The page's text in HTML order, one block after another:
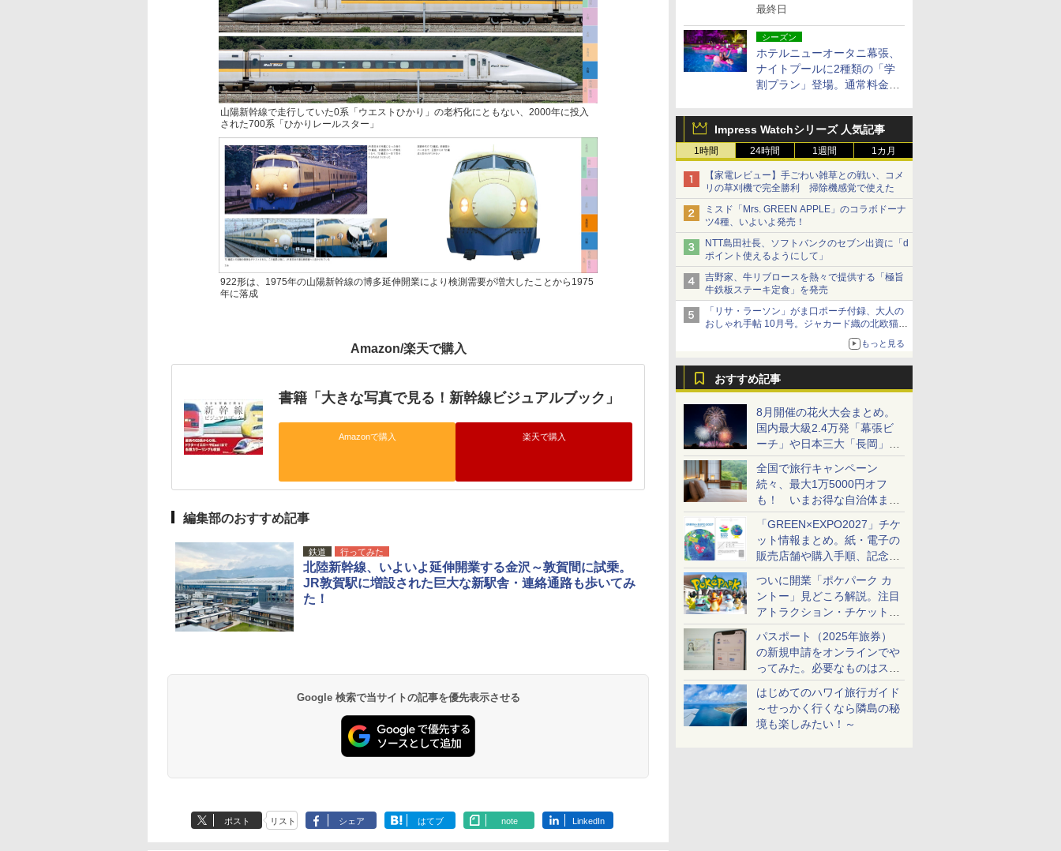
最終日
シーズン
ホテルニューオータニ幕張、
ナイトプールに2種類の「学
割プラン」登場。通常料金の
Impress Watchシリーズ 人気記事
1時間 24時間 1週間 1カ月
【家電レビュー】手ごわい雑草との戦い、コメ
リの草刈機で完全勝利 掃除機感覚で使えた
ミスド「Mrs. GREEN APPLE」のコラボドーナ
ツ4種、いよいよ発売！
NTT島田社長、ソフトバンクのセブン出資に「d
ポイント使えるようにして」
吉野家、牛リブロースを熱々で提供する「極旨
牛鉄板ステーキ定食」を発売
「リサ・ラーソン」がま口ポーチ付録、大人の
おしゃれ手帖 10月号。ジャカード織の北欧猫デ
もっと見る
おすすめ記事
8月開催の花火大会まとめ。
国内最大級2.4万発「幕張ビ
ーチ」や日本三大「長岡」な
ど大型イベント目白押し！
全国で旅行キャンペーン
続々、最大1万5000円オフ
も！ いまお得な自治体まと
め
「GREEN×EXPO2027」チケ
ット情報まとめ。紙・電子の
販売店舗や購入手順、記念チ
ケットも解説
ついに開業「ポケパーク カ
ントー」見どころ解説。注目
アトラクション・チケット手
配・来場前に必要な準備は？
パスポート（2025年旅券）
の新規申請をオンラインでや
ってみた。必要なものはスマ
ホとマイナカードのみ
はじめてのハワイ旅行ガイド
～せっかく行くなら隣島の秘
境も楽しみたい！～
山陽新幹線で走行していた0系「ウエストひかり」の老朽化にともない、2000年に投入
された700系「ひかりレールスター」
922形は、1975年の山陽新幹線の博多延伸開業により検測需要が増大したことから1975
年に落成
Amazon/楽天で購入
書籍「大きな写真で見る！新幹線ビジュアルブック」
Amazonで購入 楽天で購入
編集部のおすすめ記事
鉄道 行ってみた
北陸新幹線、いよいよ延伸開業する金沢～敦賀間に試乗。
JR敦賀駅に増設された巨大な新駅舎・連絡通路も歩いてみ
た！
Google 検索で当サイトの記事を優先表示させる
ポスト リスト シェア はてブ note LinkedIn